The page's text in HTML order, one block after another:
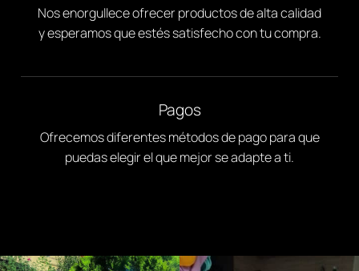
Nos enorgullece ofrecer productos de alta calidad
y esperamos que estés satisfecho con tu compra.
Pagos
Ofrecemos diferentes métodos de pago para que
puedas elegir el que mejor se adapte a ti.